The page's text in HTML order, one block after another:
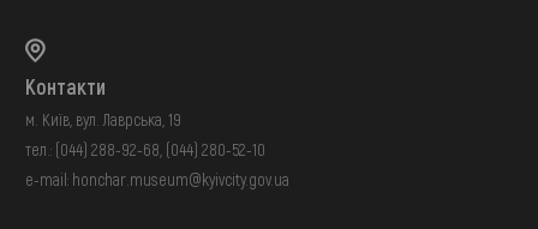
Контакти
м. Київ, вул. Лаврська, 19
тел.: (044) 288-92-68 (044) 280-52-10
e-mail: honchar.museum@kyivcity.gov.ua